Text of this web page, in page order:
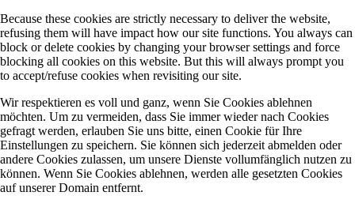
Because these cookies are strictly necessary to deliver the website,
refusing them will have impact how our site functions. You always can
block or delete cookies by changing your browser settings and force
blocking all cookies on this website. But this will always prompt you
to accept/refuse cookies when revisiting our site.
Wir respektieren es voll und ganz, wenn Sie Cookies ablehnen
möchten. Um zu vermeiden, dass Sie immer wieder nach Cookies
gefragt werden, erlauben Sie uns bitte, einen Cookie für Ihre
Einstellungen zu speichern. Sie können sich jederzeit abmelden oder
andere Cookies zulassen, um unsere Dienste vollumfänglich nutzen zu
können. Wenn Sie Cookies ablehnen, werden alle gesetzten Cookies
auf unserer Domain entfernt.